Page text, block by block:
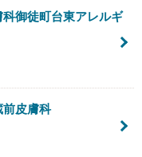
科御徒町台東アレルギ
前皮膚科